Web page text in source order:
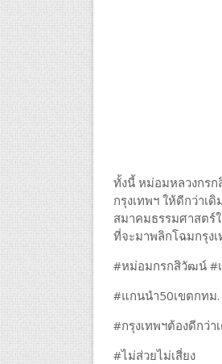
ทั้งนี้ หม่อมหลวงกร
กรุงเทพฯ ให้ดีกว่าเ
สมาคมธรรมศาสตร์
ที่จะมาพลิกโฉมกรุง
#หม่อมกรกสิวัฒน์ #
#แกนนำ50เขตกทม.
#กรุงเทพฯต้องดีกว่า
#ไม่ส่วยไม่เสี่ยง